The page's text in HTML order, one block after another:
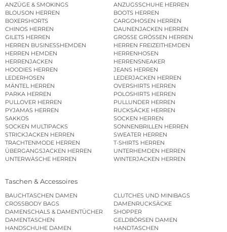
ANZÜGE & SMOKINGS
ANZUGSSCHUHE HERREN
BLOUSON HERREN
BOOTS HERREN
BOXERSHORTS
CARGOHOSEN HERREN
CHINOS HERREN
DAUNENJACKEN HERREN
GILETS HERREN
GROSSE GRÖSSEN HERREN
HERREN BUSINESSHEMDEN
HERREN FREIZEITHEMDEN
HERREN HEMDEN
HERRENHOSEN
HERRENJACKEN
HERRENSNEAKER
HOODIES HERREN
JEANS HERREN
LEDERHOSEN
LEDERJACKEN HERREN
MÄNTEL HERREN
OVERSHIRTS HERREN
PARKA HERREN
POLOSHIRTS HERREN
PULLOVER HERREN
PULLUNDER HERREN
PYJAMAS HERREN
RUCKSÄCKE HERREN
SAKKOS
SOCKEN HERREN
SOCKEN MULTIPACKS
SONNENBRILLEN HERREN
STRICKJACKEN HERREN
SWEATER HERREN
TRACHTENMODE HERREN
T-SHIRTS HERREN
ÜBERGANGSJACKEN HERREN
UNTERHEMDEN HERREN
UNTERWÄSCHE HERREN
WINTERJACKEN HERREN
Taschen & Accessoires
BAUCHTASCHEN DAMEN
CLUTCHES UND MINIBAGS
CROSSBODY BAGS
DAMENRUCKSÄCKE
DAMENSCHALS & DAMENTÜCHER
SHOPPER
DAMENTASCHEN
GELDBÖRSEN DAMEN
HANDSCHUHE DAMEN
HANDTASCHEN